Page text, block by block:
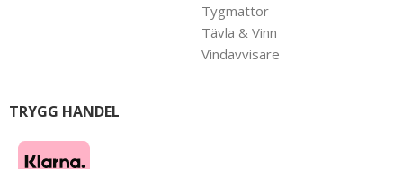
Tygmattor
Tävla & Vinn
Vindavvisare
TRYGG HANDEL